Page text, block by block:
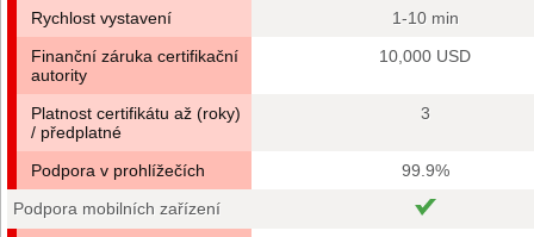
Rychlost vystavení
1-10 min
Finanční záruka certifikační
autority
10,000 USD
Platnost certifikátu až (roky)
/ předplatné
3
Podpora v prohlížečích
99.9%
Podpora mobilních zařízení